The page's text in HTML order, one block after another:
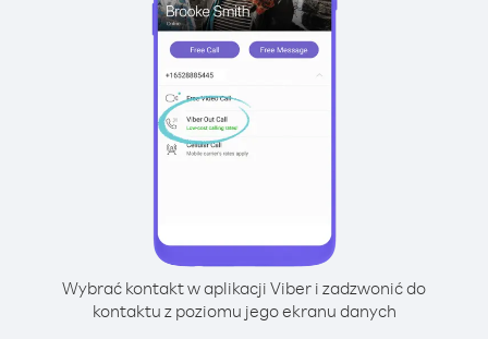
Wybrać kontakt w aplikacji Viber i zadzwonić do
kontaktu z poziomu jego ekranu danych